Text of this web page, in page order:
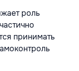
роль
принимать